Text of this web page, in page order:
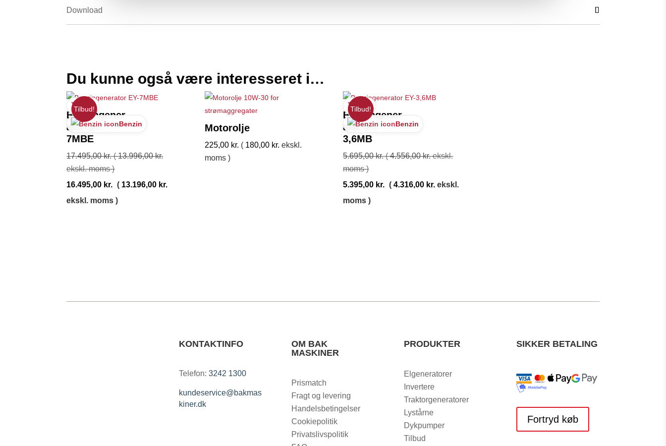
Download
Du kunne også være interesseret i…
Tilbud!
🏷️230V
Benzin
Benzingener
ator EY-
7MBE
17.495,00kr. (13.996,00kr.
ekskl. moms )
16.495,00 kr. ( 13.196,00 kr.
ekskl. moms )
Motorolje
225,00 kr. ( 180,00 kr. ekskl.
moms )
Tilbud!
🏷️230V
Benzin
Benzingener
ator EY-
3,6MB
5.695,00kr. (4.556,00kr.ekskl.
moms )
5.395,00 kr. (4.316,00 kr. ekskl.
moms )
KONTAKTINFO
Telefon:3242 1300
kundeservice@bakmas
kiner.dk
OM BAK
MASKINER
Prismatch
Fragt og levering
Handelsbetingelser
Cookiepolitik
Privatslivspolitik
PRODUKTER
Elgeneratorer
Invertere
Traktorgeneratorer
Lystårne
Dykpumper
Tilbud
SIKKER BETALING
Fortryd køb